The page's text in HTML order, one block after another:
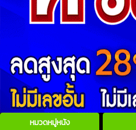
หมวดหมู่หนัง